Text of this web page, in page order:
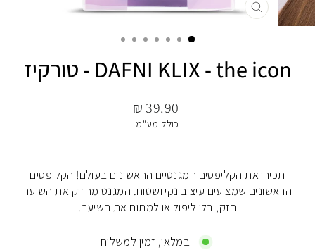
יציאה
DAFNI KLIX - the icon - טורקיז
מחיר
39.90 ₪
כולל מע"מ
תכירי את הקליפסים המגנטיים הראשונים בעולם! הקליפסים
הראשונים שמציעים עיצוב נקי ושטוח. המגנט מחזיק את השיער
חזק, בלי ליפול או למתוח את השיער.
במלאי, זמין למשלוח